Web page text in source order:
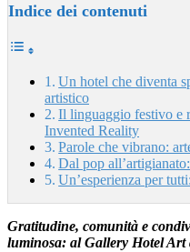
Indice dei contenuti
Un hotel che diventa
artistico
Il linguaggio festivo e
Invented Reality
Parole che vibrano:
Dal pop
Un’esperienza per
Gratitudine, comunità e
luminosa: al Gallery Hotel